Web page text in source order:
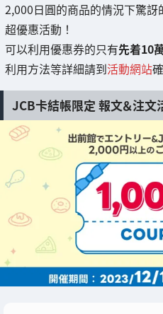
2,000日圓的商品的情況下驚
超優惠活動！
可以利用優惠券的只有先着10
利用方法等詳細請到活動網站
JCB卡結帳限定 報文＆注文